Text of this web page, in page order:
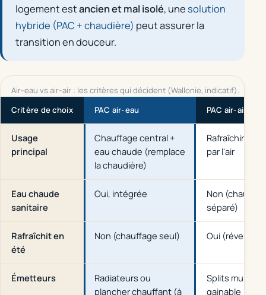
logement estancien et mal isolé, une solution
hybride (PAC + chaudière) peut assurer la
transition en douceur.
Air-eau vs air-air : les critères qui décident (Wallonie, indicatif).
Critère de choix
PAC air-eau PAC air-air
Usage
principal
Chauffage central +
eau chaude (remplace
la chaudière)
Rafraîchir
par l'air
Eau chaude
sanitaire
Oui, intégrée
Non (chauffe-
séparé)
Rafraîchit en
été
Non (chauffage seul) Oui
Émetteurs
Radiateurs ou
plancher chauffant (à
Splits
gainable